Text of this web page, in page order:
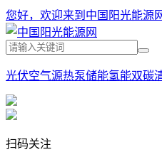
您好，欢迎来到中国阳光能源
光伏空气源热泵储能氢能双碳
扫码关注